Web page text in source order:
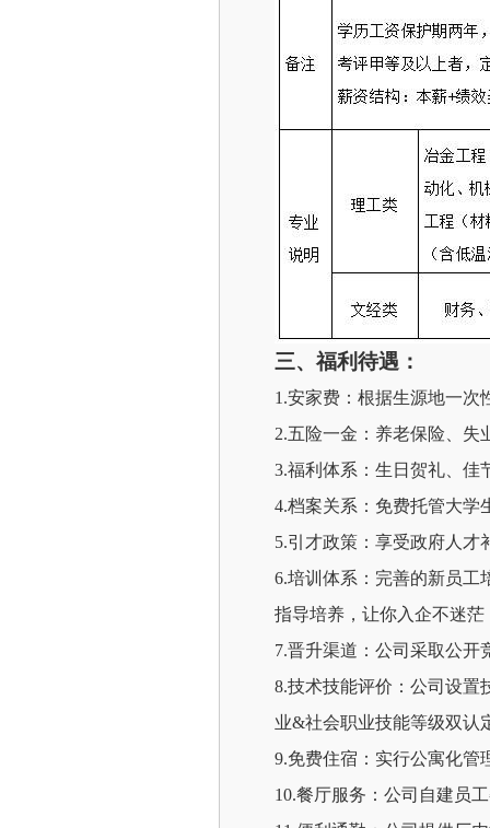
三、福利待遇：
1.安家费：根据生源地一次
2.五险一金：养老保险、失
3.福利体系：生日贺礼、佳
4.档案关系：免费托管大学
5.引才政策：享受政府人才
6.培训体系：完善的新员工
指导培养，让你入企不迷茫
7.晋升渠道：公司采取公开
8.技术技能评价：公司设置
业&社会职业技能等级双认
9.免费住宿：实行公寓化管
10.餐厅服务：公司自建员